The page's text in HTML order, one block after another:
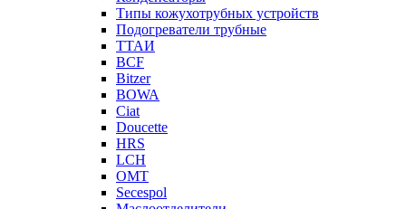
Типы кожухотрубных устройств
Подогреватели трубные
ТТАИ
BCF
Bitzer
BOWA
Ciat
Doucette
HRS
LCH
OMT
Secespol